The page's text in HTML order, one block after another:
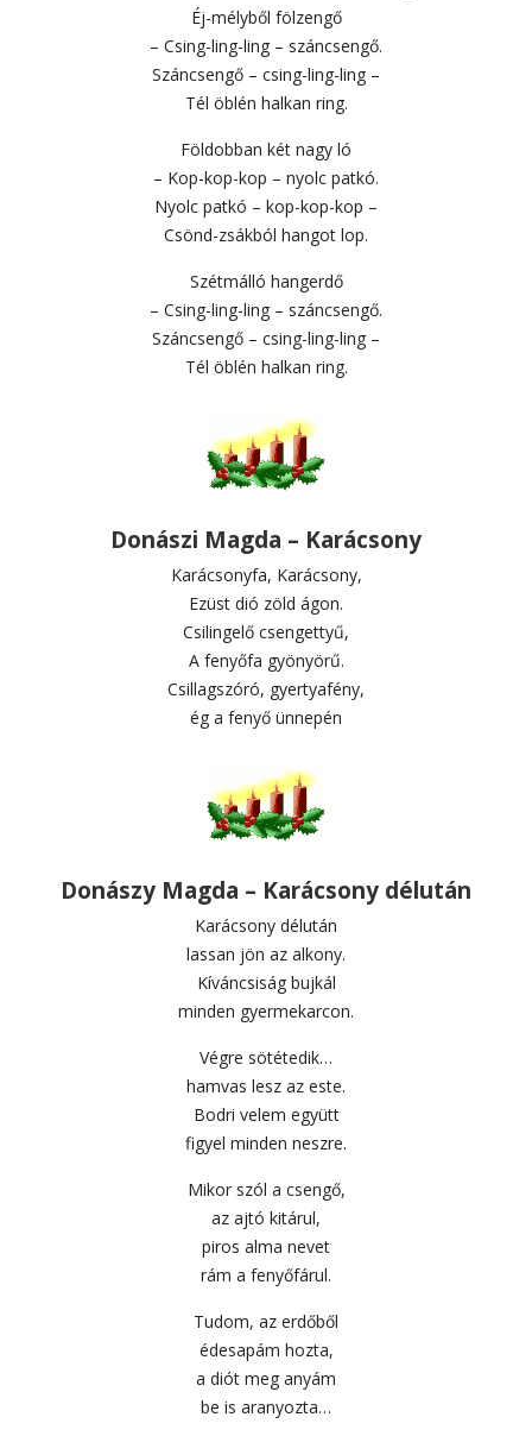
Éj-mélyből fölzengő
– Csing-ling-ling – száncsengő.
Száncsengő – csing-ling-ling –
Tél öblén halkan ring.
Földobban két nagy ló
– Kop-kop-kop – nyolc patkó.
Nyolc patkó – kop-kop-kop –
Csönd-zsákból hangot lop.
Szétmálló hangerdő
– Csing-ling-ling – száncsengő.
Száncsengő – csing-ling-ling –
Tél öblén halkan ring.
Donászi Magda – Karácsony
Karácsonyfa, Karácsony,
Ezüst dió zöld ágon.
Csilingelő csengettyű,
A fenyőfa gyönyörű.
Csillagszóró, gyertyafény,
ég a fenyő ünnepén
Donászy Magda – Karácsony délután
Karácsony délután
lassan jön az alkony.
Kíváncsiság bujkál
minden gyermekarcon.
Végre sötétedik…
hamvas lesz az este.
Bodri velem együtt
figyel minden neszre.
Mikor szól a csengő,
az ajtó kitárul,
piros alma nevet
rám a fenyőfárul.
Tudom, az erdőből
édesapám hozta,
a diót meg anyám
be is aranyozta…